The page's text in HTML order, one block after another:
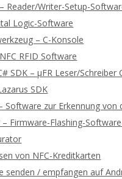
Reader/Writer-Setup-
Logic-Software
– C-Konsole
RFID Software
SDK – μFR Leser/Schreiber
SDK
Software zur Erkennung
– Firmware-Flashing-
von NFC-Kreditkarten
senden / empfangen auf